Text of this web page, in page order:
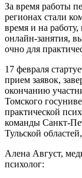
За время работы
регионах стали
время и на работу,
онлайн-занятия,
очно для
17 февраля
прием заявок,
окончанию
Томского
практической
команды Санкт-
Тульской
Алена Август,
психолог: